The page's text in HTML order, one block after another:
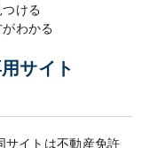
ける
わかる
サイト
サイトは不動産免許